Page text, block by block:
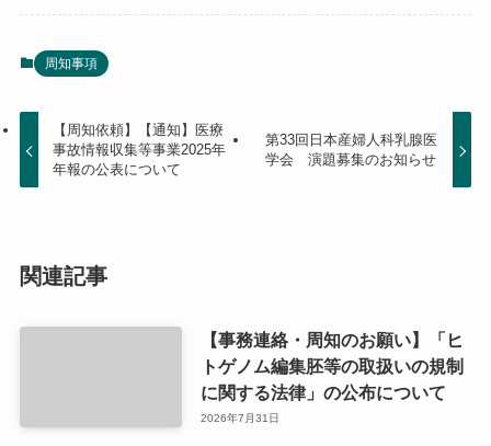
周知事項
【周知依頼】【通知】医療
事故情報収集等事業2025年
年報の公表について
第33回日本産婦人科乳腺医
学会 演題募集のお知らせ
関連記事
【事務連絡・周知のお願い】「ヒ
トゲノム編集胚等の取扱いの規制
に関する法律」の公布について
2026年7月31日